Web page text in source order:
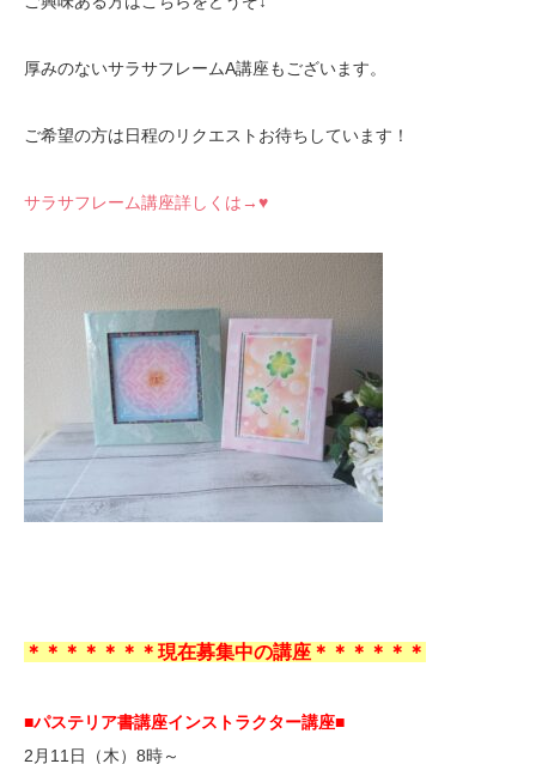
厚みのないサラサフレームA講座もございます。
ご希望の方は日程のリクエストお待ちしています！
サラサフレーム講座詳しくは→♥
＊＊＊＊＊＊＊現在募集中の講座＊＊＊＊＊＊
■パステリア書講座インストラクター講座■
2月11日（木）8時～